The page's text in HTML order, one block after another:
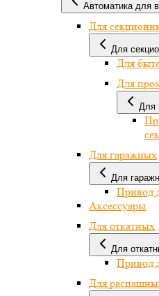
Автоматика для
Для
Для
Для
Для
Для
Для гаражных
Для
Привод
Аксессуары
Для откатных
Для
Привод
Для